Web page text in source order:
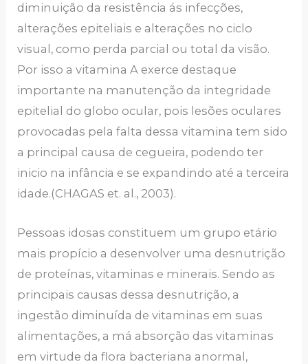
diminuição da resistência ás infecções,
alterações epiteliais e alterações no ciclo
visual, como perda parcial ou total da visão.
Por isso a vitamina A exerce destaque
importante na manutenção da integridade
epitelial do globo ocular, pois lesões oculares
provocadas pela falta dessa vitamina tem sido
a principal causa de cegueira, podendo ter
inicio na infância e se expandindo até a terceira
idade.(CHAGAS et. al., 2003).
Pessoas idosas constituem um grupo etário
mais propício a desenvolver uma desnutrição
de proteínas, vitaminas e minerais. Sendo as
principais causas dessa desnutrição, a
ingestão diminuída de vitaminas em suas
alimentações, a má absorção das vitaminas
em virtude da flora bacteriana anormal,